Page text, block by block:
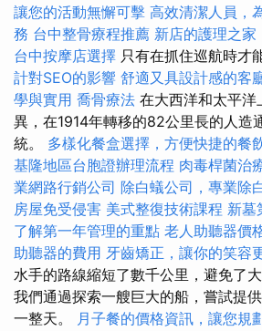
讓您的活動無懈可擊 高效清潔人員，
務 台中整骨療程推薦 新店的護理之家
台中按摩店選擇 只有在抓住巡航時才
計對SEO的影響 舒適又具設計感的客
學與實用 喬骨療法 在大西洋和太平
異，在1914年轉移的82公里長的人造
統。 多樣化餐盒選擇，方便快捷的餐
基隆地區台胞證辦理流程 肉毒桿菌治
業網路行銷公司 除白蟻公司，專業除
房屋免受侵害 美式整復技術課程 新墓
了解第一年管理的重點 老人助聽器價
助聽器的費用 牙齒矯正，讓你的笑容
水手的路線縮短了數千公里，避免了
我們通過探索一艘巨大的船，嘗試提
一整天。 月子餐的價格資訊，讓您規